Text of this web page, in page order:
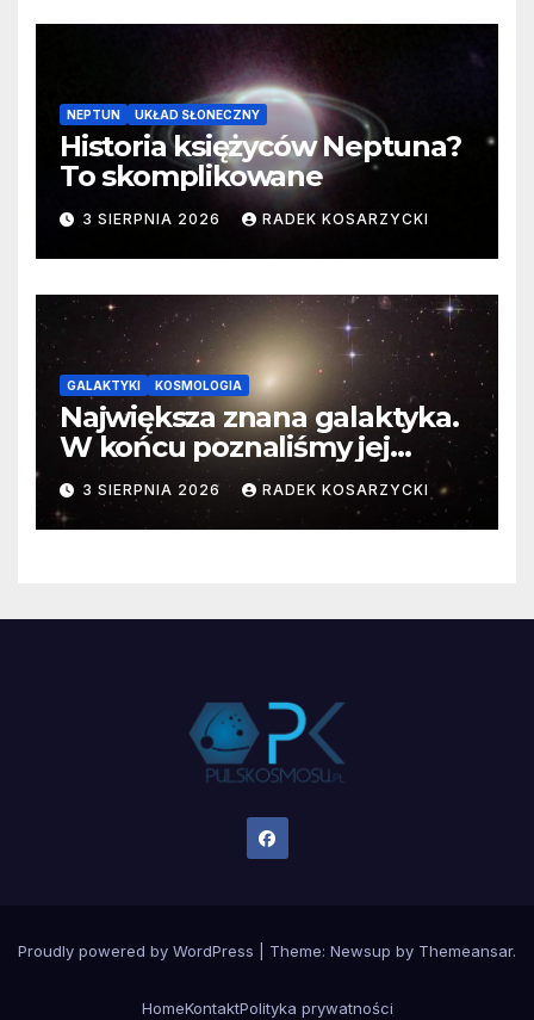
NEPTUN UKŁAD SŁONECZNY
Historia księżyców Neptuna?
To skomplikowane
3 SIERPNIA 2026 RADEK KOSARZYCKI
GALAKTYKI KOSMOLOGIA
Największa znana galaktyka.
W końcu poznaliśmy jej
faktyczne wymiary
3 SIERPNIA 2026 RADEK KOSARZYCKI
Proudly powered by WordPress Theme: Newsup by Themeansar.
HomeKontaktPolityka prywatności